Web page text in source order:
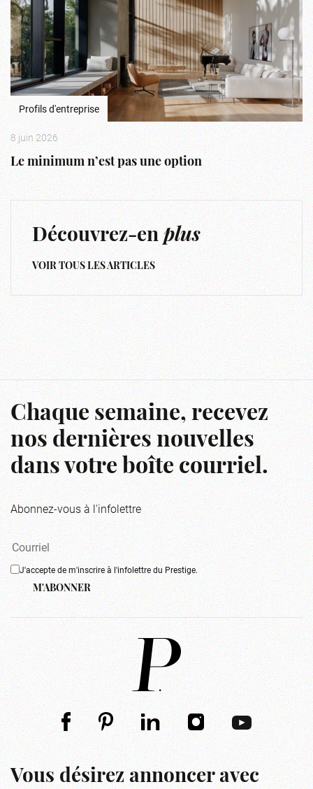
Profils d'entreprise
8 juin 2026
Le minimum n’est pas une option
Découvrez-enplus
VOIR TOUS LES ARTICLES
Chaque semaine, recevez
nos dernières nouvelles
dans votre boîte courriel.
Abonnez-vous à l'infolettre
J'accepte de m'inscrire à l'infolettre du Prestige.
M'ABONNER
Vous désirez annoncer avec